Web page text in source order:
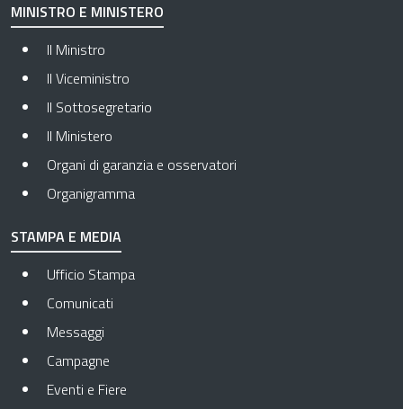
MINISTRO E MINISTERO
Il Ministro
Il Viceministro
Il Sottosegretario
Il Ministero
Organi di garanzia e osservatori
Organigramma
STAMPA E MEDIA
Ufficio Stampa
Comunicati
Messaggi
Campagne
Eventi e Fiere